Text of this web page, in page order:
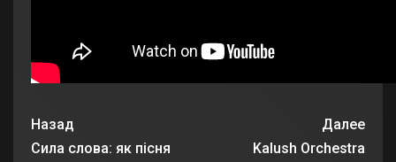
Назад
Сила слова: як пісня
Далее
Kalush Orchestra